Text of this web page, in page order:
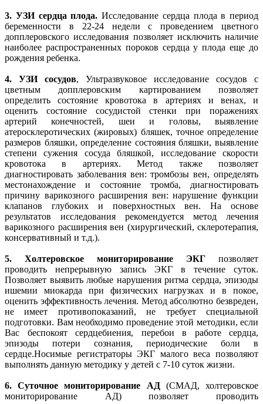
3. УЗИ сердца плода. Исследование сердца плода в период
беременности в 22-24 недели с проведением цветного
допплеровского исследования позволяет исключить наличие
наиболее распространенных пороков сердца у плода еще до
рождения ребенка.
4. УЗИ сосудов, Ультразвуковое исследование сосудов с
цветным допплеровским картированием позволяет
определить состояние кровотока в артериях и венах, и
оценить состояние сосудистой стенки при поражениях
артерий конечностей, шеи и головы, выявление
атеросклеротических (жировых) бляшек, точное определение
размеров бляшки, определение состояния бляшки, выявление
степени сужения сосуда бляшкой, исследование скорости
кровотока в артериях. Метод также позволяет
диагностировать заболевания вен: тромбозы вен, определять
местонахождение и состояние тромба, диагностировать
причину варикозного расширения вен: нарушение функции
клапанов глубоких и поверхностных вен. На основе
результатов исследования рекомендуется метод лечения
варикозного расширения вен (хирургический, склеротерапия,
консервативный и т.д.).
5. Холтеровское мониторирование ЭКГ позволяет
проводить непрерывную запись ЭКГ в течение суток.
Позволяет выявить любые нарушения ритма сердца, эпизоды
ишемии миокарда при физических нагрузках и в покое,
оценить эффективность лечения. Метод абсолютно безвреден,
не имеет противопоказаний, не требует специальной
подготовки. Вам необходимо проведение этой методики, если
Вас беспокоят сердцебиения, перебои в работе сердца,
эпизоды потери сознания, периодические боли в
сердце.Носимые регистраторы ЭКГ малого веса позволяют
выполнять данную методику у детей с 7-10 суток жизни.
6.Суточное мониторирование АД(СМАД, холтеровское
мониторирование АД) позволяет проводить